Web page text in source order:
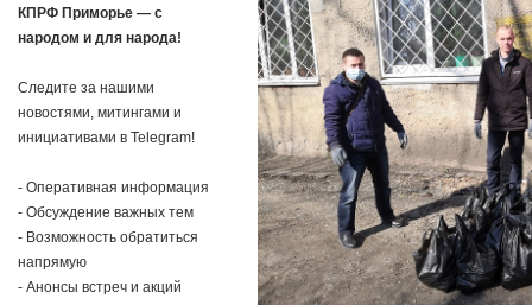
КПРФ Приморье — с
народом и для народа!
Следите за нашими
новостями, митингами и
инициативами в Telegram!
- Оперативная информация
- Обсуждение важных тем
- Возможность обратиться
напрямую
- Анонсы встреч и акций